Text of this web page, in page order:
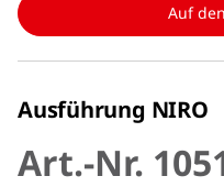
Auf
Ausführung NIRO
Art.-Nr.